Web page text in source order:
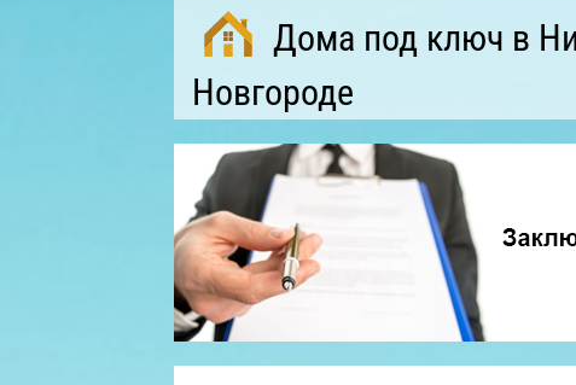
Дома под ключ в
Новгороде